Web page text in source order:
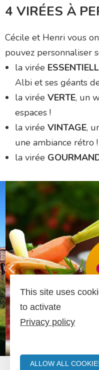
4 VIRÉES À
Cécile et Henri vous
pouvez personnaliser
la virée
Albi et ses géants
la viréeVERTE, un
espaces !
la viréeVINTAGE,
une ambiance rétro !
la virée
This site uses
to activate
Privacy policy
ALLOW ALL